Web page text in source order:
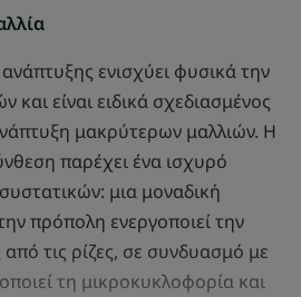
ενισχύει φυσικά την
και είναι ειδικά σχεδιασμένος
μακρύτερων μαλλιών. Η
παρέχει ένα ισχυρό
μια μοναδική
πρόπολη ενεργοποιεί την
τις ρίζες, σε συνδυασμό με
τη μικροκυκλοφορία και